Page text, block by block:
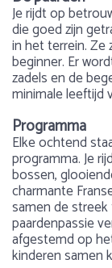
Je rijdt op
die goed zijn
in het terrein. Ze
beginner. Er
zadels en de
minimale leeftijd
Programma
Elke ochtend
programma. Je
bossen,
charmante
samen de
paardenpassie
afgestemd op
kinderen samen